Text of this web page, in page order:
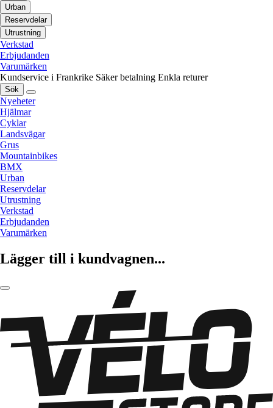
Urban
Reservdelar
Utrustning
Verkstad
Erbjudanden
Varumärken
Kundservice i Frankrike Säker betalning Enkla returer
Sök
Nyeheter
Hjälmar
Cyklar
Landsvägar
Grus
Mountainbikes
BMX
Urban
Reservdelar
Utrustning
Verkstad
Erbjudanden
Varumärken
Lägger till i kundvagnen...